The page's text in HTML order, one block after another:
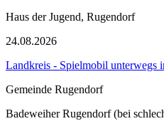
Haus der Jugend, Rugendorf
24.08.2026
Landkreis - Spielmobil unterwegs
Gemeinde Rugendorf
Badeweiher Rugendorf (bei